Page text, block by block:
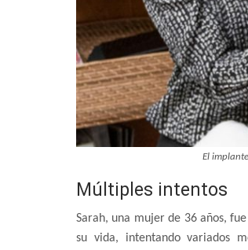
El
Múltiples intentos
Sarah, una mujer de 36 años,
su vida, intentando variados